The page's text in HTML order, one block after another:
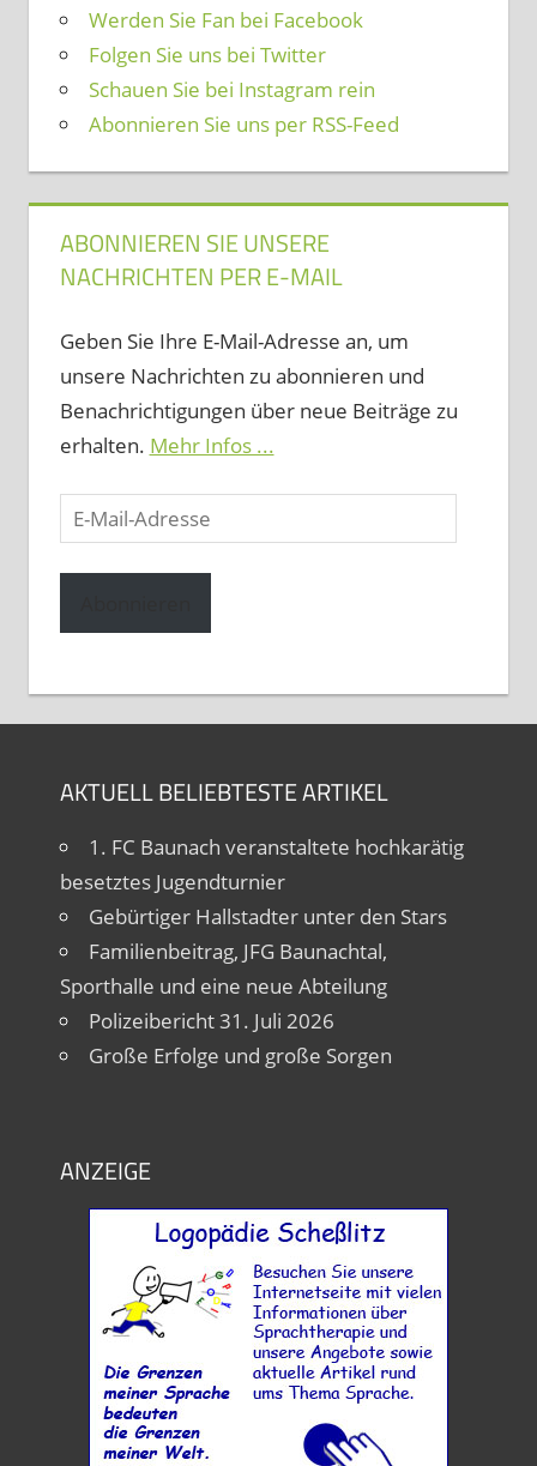
Werden Sie Fan bei Facebook
Folgen Sie uns bei Twitter
Schauen Sie bei Instagram rein
Abonnieren Sie uns per RSS-Feed
ABONNIEREN SIE UNSERE
NACHRICHTEN PER E-MAIL
Geben Sie Ihre E-Mail-Adresse an, um
unsere Nachrichten zu abonnieren und
Benachrichtigungen über neue Beiträge zu
erhalten. Mehr Infos ...
E-
Mail-
Adresse
AKTUELL BELIEBTESTE ARTIKEL
1. FC Baunach veranstaltete hochkarätig
besetztes Jugendturnier
Gebürtiger Hallstadter unter den Stars
Familienbeitrag, JFG Baunachtal,
Sporthalle und eine neue Abteilung
Polizeibericht 31. Juli 2026
Große Erfolge und große Sorgen
ANZEIGE